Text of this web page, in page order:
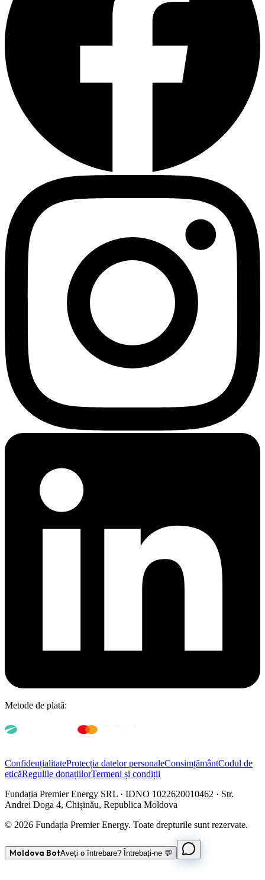
Metode de plată:
ConfidențialitateProtecția datelor personaleConsimțământCodul de
eticăRegulile donațiilorTermeni și condiții
Fundația Premier Energy SRL · IDNO 1022620010462 · Str.
Andrei Doga 4, Chișinău, Republica Moldova
© 2026 Fundația Premier Energy. Toate drepturile sunt rezervate.
Moldova BotAveți o întrebare? Întrebați-ne 💬